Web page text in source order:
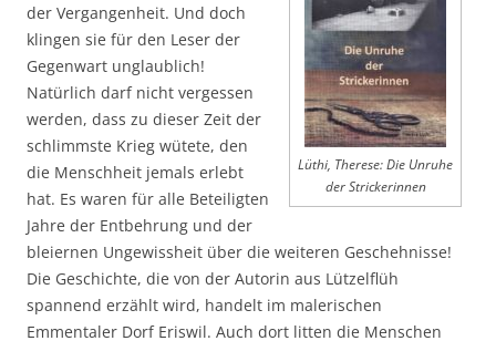
Lüthi, Therese: Die Unruhe
der Strickerinnen
der Vergangenheit. Und doch
klingen sie für den Leser der
Gegenwart unglaublich!
Natürlich darf nicht vergessen
werden, dass zu dieser Zeit der
schlimmste Krieg wütete, den
die Menschheit jemals erlebt
hat. Es waren für alle Beteiligten
Jahre der Entbehrung und der
bleiernen Ungewissheit über die weiteren Geschehnisse!
Die Geschichte, die von der Autorin aus Lützelflüh
spannend erzählt wird, handelt im malerischen
Emmentaler Dorf Eriswil. Auch dort litten die Menschen